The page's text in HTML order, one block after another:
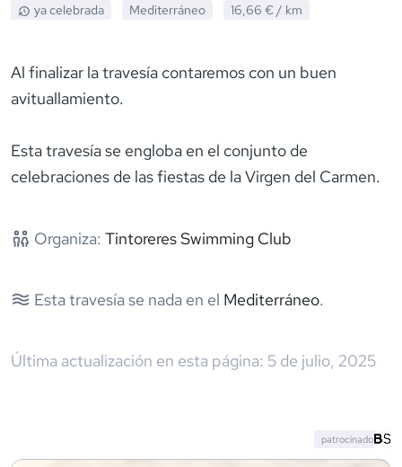
ya celebrada Mediterráneo 16,66 € / km
Al finalizar la travesía contaremos con un buen
avituallamiento.
Esta travesía se engloba en el conjunto de
celebraciones de las fiestas de la Virgen del Carmen.
Organiza: Tintoreres Swimming Club
Esta travesía se nada en el Mediterráneo.
Última actualización en esta página: 5 de julio, 2025
patrocinado